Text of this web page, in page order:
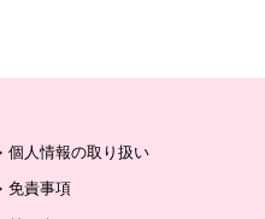
個人情報の取り扱い
免責事項